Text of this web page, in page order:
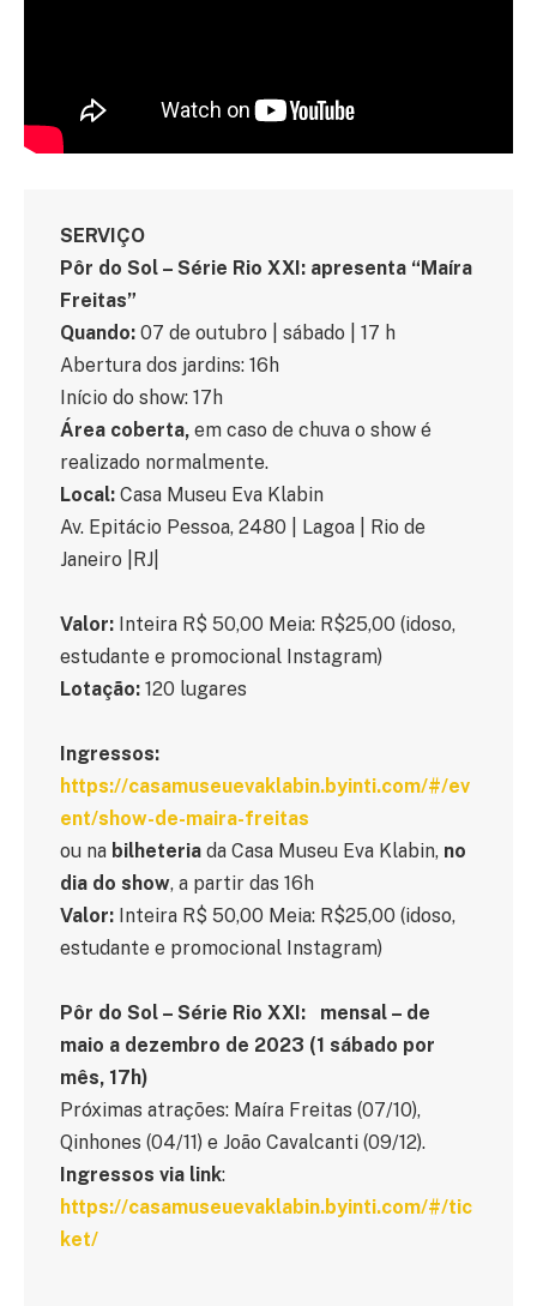
SERVIÇO
Pôr do Sol – Série Rio XXI: apresenta “Maíra
Freitas”
Quando: 07 de outubro | sábado | 17 h
Abertura dos jardins: 16h
Início do show: 17h
Área coberta, em caso de chuva o show é
realizado normalmente.
Local: Casa Museu Eva Klabin
Av. Epitácio Pessoa, 2480 | Lagoa | Rio de
Janeiro |RJ|
Valor: Inteira R$ 50,00 Meia: R$25,00 (idoso,
estudante e promocional Instagram)
Lotação: 120 lugares
Ingressos:
https://casamuseuevaklabin.byinti.com/#/ev
ent/show-de-maira-freitas
ou na bilheteria da Casa Museu Eva Klabin, no
dia do show, a partir das 16h
Valor: Inteira R$ 50,00 Meia: R$25,00 (idoso,
estudante e promocional Instagram)
Pôr do Sol – Série Rio XXI: mensal – de
maio a dezembro de 2023 (1 sábado por
mês, 17h)
Próximas atrações: Maíra Freitas (07/10),
Qinhones (04/11) e João Cavalcanti (09/12).
Ingressos via link:
https://casamuseuevaklabin.byinti.com/#/tic
ket/